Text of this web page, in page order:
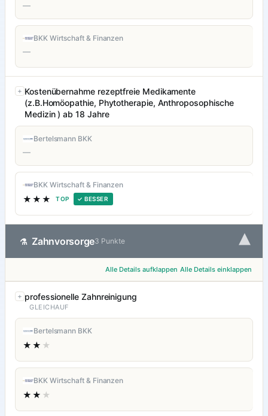
—
BKK Wirtschaft & Finanzen
—
Kostenübernahme rezeptfreie Medikamente
(z.B.Homöopathie, Phytotherapie, Anthroposophische
Medizin ) ab 18 Jahre
Bertelsmann BKK
—
BKK Wirtschaft & Finanzen
★★★ TOP ✓ BESSER
⚗ Zahnvorsorge3 Punkte ▾
Alle Details aufklappen Alle Details einklappen
professionelle Zahnreinigung
GLEICHAUF
Bertelsmann BKK
★★ ★
BKK Wirtschaft & Finanzen
★★ ★